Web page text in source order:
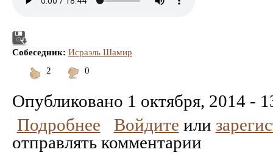
Собеседник: Исраэль Шамир
2
0
Опубликовано 1 октября, 2014 -
Подробнее
Войдите или
отправлять комментарии